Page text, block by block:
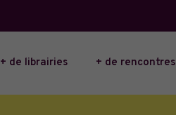
+ de librairies + de rencontres